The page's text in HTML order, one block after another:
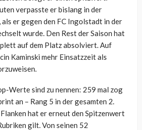
verpasste er bislang in der
er gegen den FC Ingolstadt in der
wurde. Den Rest der Saison hat
auf dem Platz absolviert. Auf
Kaminski mehr Einsatzzeit als
Werte sind zu nennen: 259 mal zog
an – Rang 5 in der gesamten 2.
hat er erneut den Spitzenwert
gilt. Von seinen 52